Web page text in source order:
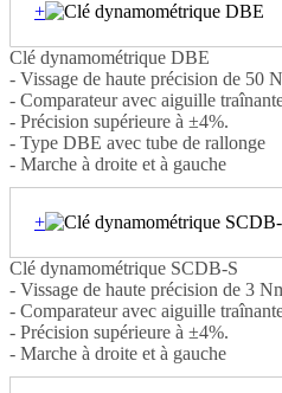
+
Clé dynamométrique DBE
- Vissage de haute précision de 50
- Comparateur avec aiguille
- Précision supérieure à ±4%.
- Type DBE avec tube de rallonge
- Marche à droite et à gauche
+
Clé dynamométrique SCDB-S
- Vissage de haute précision de 3
- Comparateur avec aiguille
- Précision supérieure à ±4%.
- Marche à droite et à gauche